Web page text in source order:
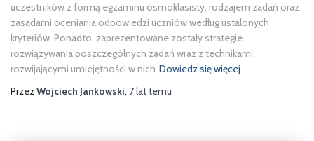
uczestników z formą egzaminu ósmoklasisty, rodzajem zadań oraz
zasadami oceniania odpowiedzi uczniów według ustalonych
kryteriów. Ponadto, zaprezentowane zostały strategie
rozwiązywania poszczególnych zadań wraz z technikami
rozwijającymi umiejętności w nich Dowiedz się więcej
PrzezWojciech Jankowski, 7 lattemu